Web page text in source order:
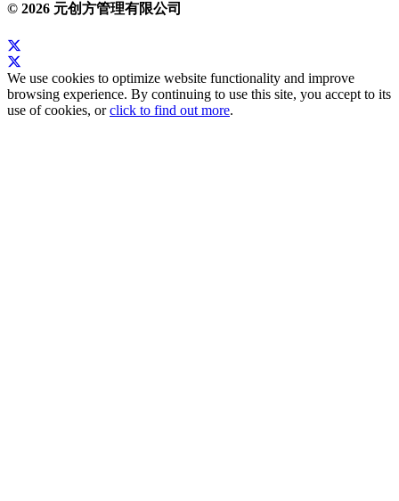
© 2026 元创方管理有限公司
We use cookies to optimize website functionality and improve
browsing experience. By continuing to use this site, you accept to its
use of cookies, orclick to find out more.